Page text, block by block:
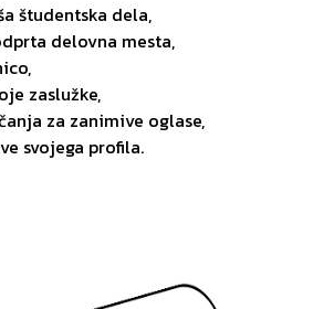
študentska dela,
delovna mesta,
zaslužke,
za zanimive oglase,
svojega profila.